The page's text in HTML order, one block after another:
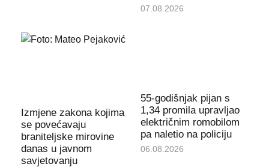
07.08.2026
Izmjene zakona kojima
se povećavaju
braniteljske mirovine
danas u javnom
savjetovanju
55-godišnjak pijan s
1,34 promila upravljao
električnim romobilom
pa naletio na policiju
06.08.2026